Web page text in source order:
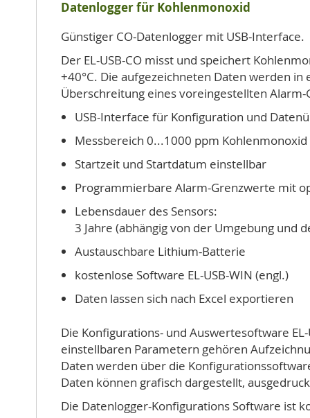
Datenlogger für Kohlenmonoxid
Günstiger CO-Datenlogger mit USB-Interface.
Der EL-USB-CO misst und speichert
+40°C. Die aufgezeichneten Daten werden
Überschreitung eines voreingestellten
USB-Interface für Konfiguration und
Messbereich 0...1000 ppm Kohlenmonoxid
Startzeit und Startdatum einstellbar
Programmierbare Alarm-Grenzwerte mit
Lebensdauer des Sensors:
3 Jahre (abhängig von der Umgebung und
Austauschbare Lithium-Batterie
kostenlose Software EL-USB-WIN (engl.)
Daten lassen sich nach Excel exportieren
Die Konfigurations- und Auswertesoftware
einstellbaren Parametern gehören
Daten werden über die
Daten können grafisch dargestellt,
Die Datenlogger-Konfigurations Software ist